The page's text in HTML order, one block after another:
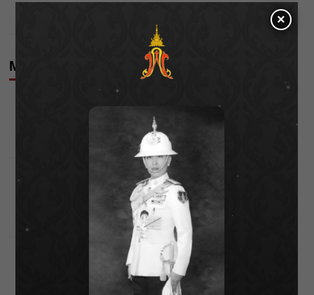
version!! แทนคำขอบคุณแฟนละคร “คุณชาย”
More Stories
ไพน์เฮิร์สท จัด “LADY SOCIETY 2025” ศึกโปรกอล์ฟ
11/09/2025
ปิดสนาม! การแข่งขันฟุตบอล และประกวดเชียร์ลีดเดอร์
ครั้งที่ 12 “Jungceylon Junior Soccer 2025”
30/08/2025
Esports
“ปูเป้-ผักขม” ร่วมล่าแชมป์การ์ดเกมเอเชีย “Grand
Asia Open 2025 Final”
×